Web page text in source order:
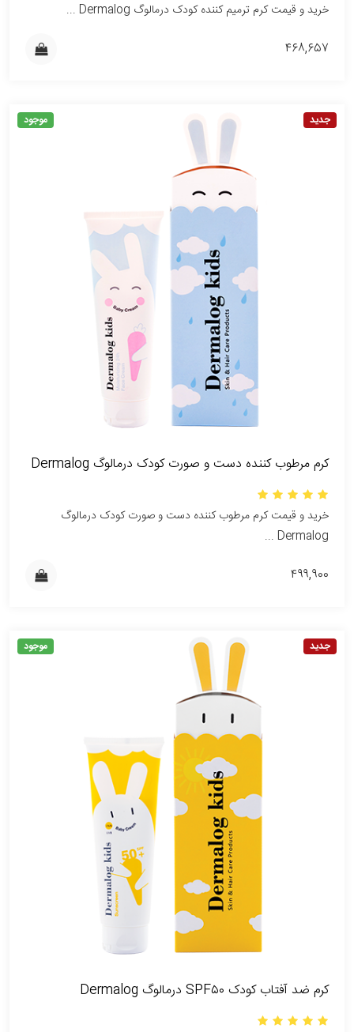
خرید و قیمت کرم ترمیم کننده کودک درمالوگ Dermalog ...
۴۶۸,۶۵۷
جدید موجود
کرم مرطوب کننده دست و صورت کودک درمالوگ Dermalog
خرید و قیمت کرم مرطوب کننده دست و صورت کودک درمالوگ
Dermalog ...
۴۹۹,۹۰۰
جدید موجود
کرم ضد آفتاب کودک SPF۵۰ درمالوگ Dermalog